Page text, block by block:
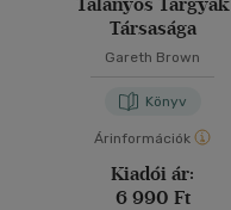
Társasága
Gareth Brown
Könyv
Árinformációk
Kiadói ár:
6 990 Ft